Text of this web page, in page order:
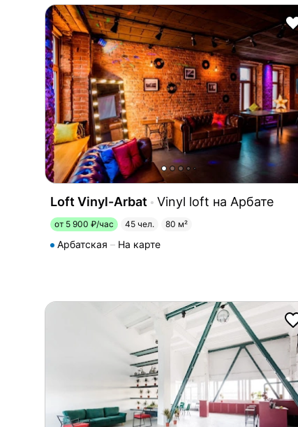
Loft Vinyl-Arbat Vinyl loft на Арбате
от 5 900 ₽/час 45 чел. 80 м²
Арбатская На карте